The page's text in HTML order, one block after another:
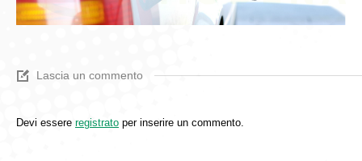
Lascia un commento
Devi essere registrato per inserire un commento.